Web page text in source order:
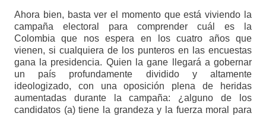
Ahora bien, basta ver el momento que está viviendo la
campaña electoral para comprender cuál es la
Colombia que nos espera en los cuatro años que
vienen, si cualquiera de los punteros en las encuestas
gana la presidencia. Quien la gane llegará a gobernar
un país profundamente dividido y altamente
ideologizado, con una oposición plena de heridas
aumentadas durante la campaña: ¿alguno de los
candidatos (a) tiene la grandeza y la fuerza moral para